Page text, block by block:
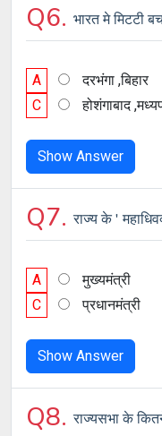
Q6. भारत मे मिटटी
A दरभंगा ,बिहार
C
होशंगाबाद
Show Answer
Q7.राज्य के '
A मुख्यमंत्री
C
प्रधानमंत्री
Show Answer
Q8.राज्यसभा के